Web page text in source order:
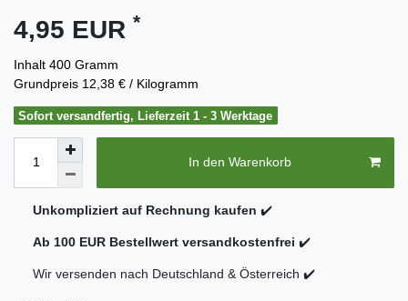
4,95 EUR *
Inhalt 400 Gramm
Grundpreis 12,38 € / Kilogramm
Sofort versandfertig, Lieferzeit 1 - 3 Werktage
In den Warenkorb
Unkompliziert auf Rechnung kaufen ✔️
Ab 100 EUR Bestellwert versandkostenfrei ✔️
Wir versenden nach Deutschland & Österreich ✔️